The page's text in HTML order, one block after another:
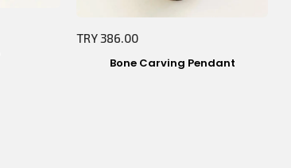
TRY 386.00
Bone Carving Pendant